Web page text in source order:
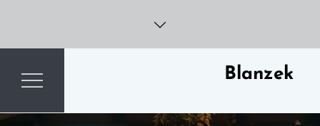
content
Blanzek